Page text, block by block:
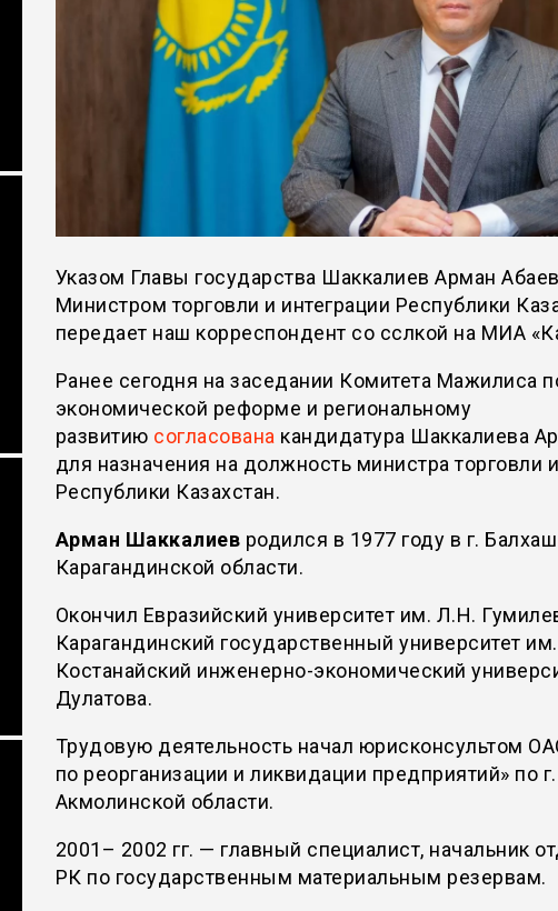
Указом Главы государства Шаккалиев Арман
Министром торговли и интеграции Республики
передает наш корреспондент со сслкой на МИА
Ранее сегодня на заседании Комитета Мажилиса
экономической реформе и региональному
развитию согласована кандидатура Шаккалиева
для назначения на должность министра торговли
Республики Казахстан.
Арман Шаккалиев родился в 1977 году в г. Балхаш
Карагандинской области.
Окончил Евразийский университет им. Л.Н.
Карагандинский государственный университет
Костанайский инженерно-экономический
Дулатова.
Трудовую деятельность начал юрисконсультом
по реорганизации и ликвидации предприятий» по
Акмолинской области.
2001– 2002 гг. — главный специалист, начальник
РК по государственным материальным резервам.